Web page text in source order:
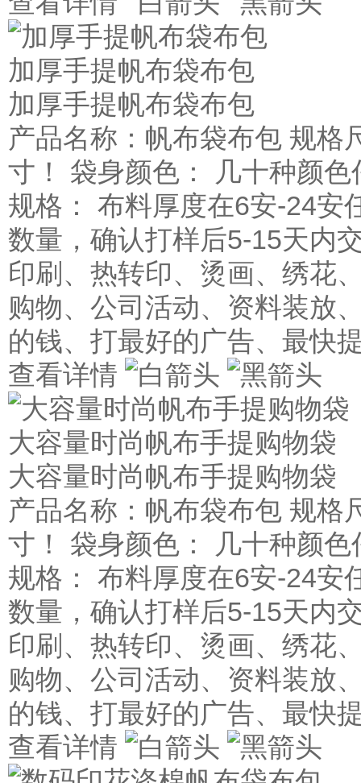
加厚手提帆布袋布包
加厚手提帆布袋布包
产品名称：帆布袋布包 规格
寸！ 袋身颜色： 几十种颜
规格： 布料厚度在6安-24安
数量，确认打样后5-15天内
印刷、热转印、烫画、绣花
购物、公司活动、资料装放
的钱、打最好的广告、最快
查看详情
大容量时尚帆布手提购物袋
大容量时尚帆布手提购物袋
产品名称：帆布袋布包 规格
寸！ 袋身颜色： 几十种颜
规格： 布料厚度在6安-24安
数量，确认打样后5-15天内
印刷、热转印、烫画、绣花
购物、公司活动、资料装放
的钱、打最好的广告、最快
查看详情